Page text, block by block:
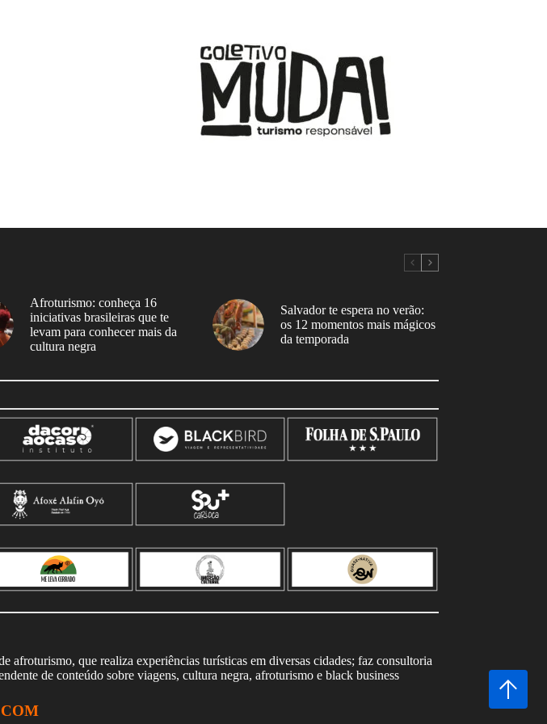
Afroturismo: conheça 16
iniciativas brasileiras que te
levam para conhecer mais da
cultura negra
Salvador te espera no verão:
os 12 momentos mais mágicos
da temporada
afroturismo, que realiza experiências turísticas em diversas cidades; faz consultoria
de conteúdo sobre viagens, cultura negra, afroturismo e black business